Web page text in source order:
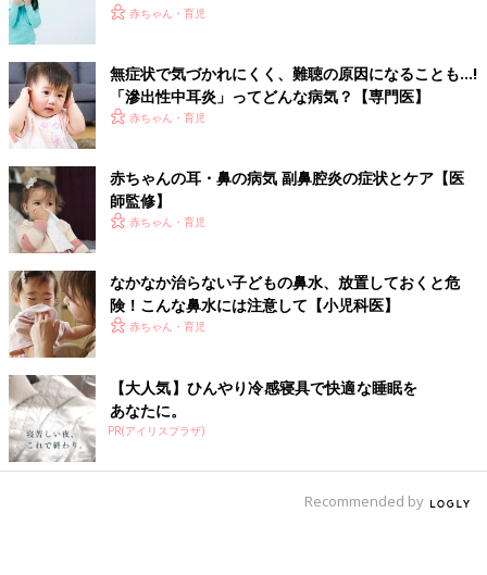
が傷いたりといった事故が起こっています。耳あかが気になる場
合は、綿棒で穴の出口の周辺を軽くなぞる程度にとどめて。耳か
きを使うのは絶対にＮＧです。なお、耳あかがどうしても気にな
る場合は、耳鼻科で相談すれば取ってもらえます。
は？
赤ちゃんの耳は、耳管（じかん）が細く細菌が
鼻から耳に入りやすいため、中耳炎を起こすこ
とがあります。頻繁に耳をさわる、耳に触れる
よっては、至急受診のケースも。
赤ちゃんの目やに、鼻水、耳あかについて心配なことがあれば、
ささいなことでも遠慮しないで、かかりつけ医に相談しましょ
う。事前に心配なこと、そうでないことを知っておくと、むやみ
に不安にならずに済みます。日ごろから気軽に相談できる関係を
築いておくといいですね。（取材・文／永井篤美・ひよこクラブ
編集部）
監修／若江恵利子 先生
赤ちゃん・育児
無症状で気づかれにくく、難聴の原因になることも…!
「滲出性中耳炎」ってどんな病気？【専門医】
赤ちゃん・育児
赤ちゃんの耳・鼻の病気 副鼻腔炎の症状とケア【医
師監修】
赤ちゃん・育児
なかなか治らない子どもの鼻水、放置しておくと危
険！こんな鼻水には注意して【小児科医】
赤ちゃん・育児
【大人気】ひんやり冷感寝具で快適な睡眠を
あなたに。
PR(アイリスプラザ)
Recommended by